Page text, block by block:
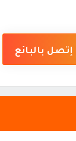
إتصل بالبائع